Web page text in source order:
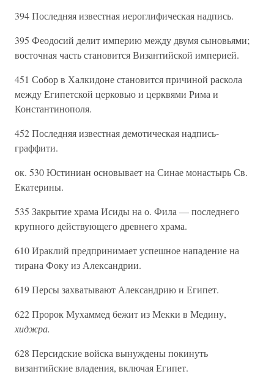
394 Последняя известная иероглифическая надпись.
395 Феодосий делит империю между двумя сыновьями;
восточная часть становится Византийской империей.
451 Собор в Халкидоне становится причиной раскола
между Египетской церковью и церквями Рима и
Константинополя.
452 Последняя известная демотическая надпись-
граффити.
ок. 530 Юстиниан основывает на Синае монастырь Св.
Екатерины.
535 Закрытие храма Исиды на о. Фила — последнего
крупного действующего древнего храма.
610 Ираклий предпринимает успешное нападение на
тирана Фоку из Александрии.
619 Персы захватывают Александрию и Египет.
622 Пророк Мухаммед бежит из Мекки в Медину,
хиджра.
628 Персидские войска вынуждены покинуть
византийские владения, включая Египет.